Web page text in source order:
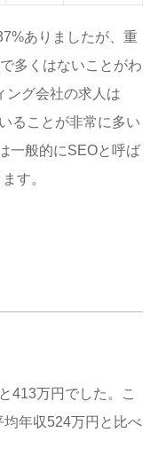
ありましたが、重
多くはないことがわ
ング会社の求人は
ることが非常に多い
一般的にSEOと呼ば
す。
413万円でした。こ
年収524万円と比べ